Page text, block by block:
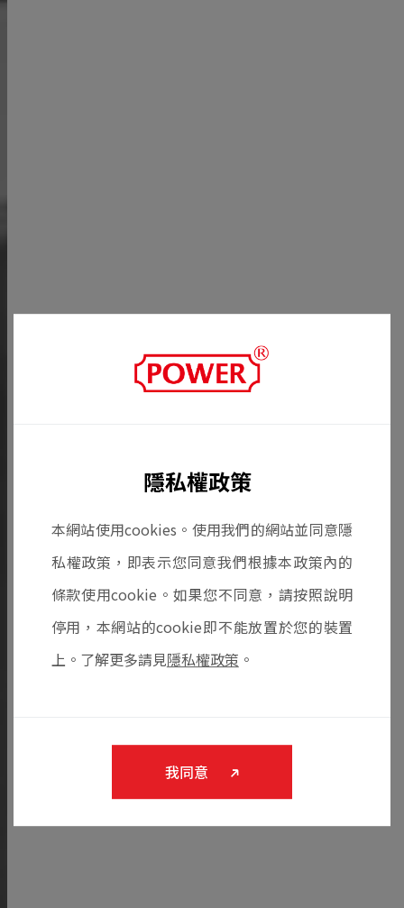
隱私權政策
本網站使用cookies。使用我們的網站並同意隱
私權政策，即表示您同意我們根據本政策內的
條款使用cookie。如果您不同意，請按照說明
停用，本網站的cookie即不能放置於您的裝置
上。了解更多請見隱私權政策 。
我同意